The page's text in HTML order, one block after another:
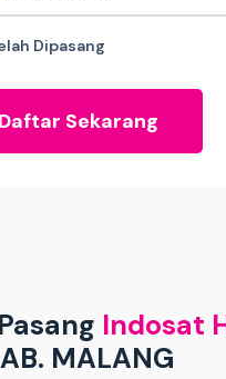
Dipasang
Daftar Sekarang
Indosat
MALANG